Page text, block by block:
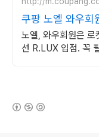
쿠팡 노엘 와우회
노엘, 와우회원은 로
션 R.LUX 입점. 꼭